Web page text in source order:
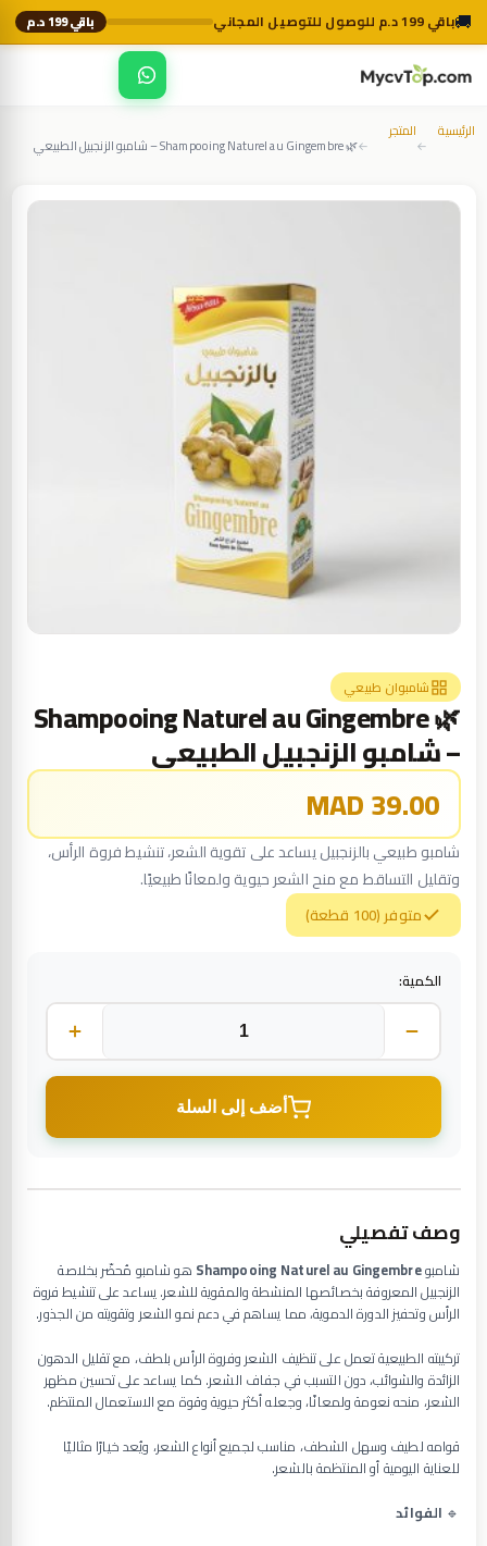
🚚باقي 199 د.م للوصول للتوصيل المجاني باقي 199 د.م
MycvTop
الرئيسية
←
المتجر
←🌿 Shampooing Naturel au Gingembre – شامبو الزنجبيل الطبيعي
شامبوان طبيعي
🌿 Shampooing Naturel au Gingembre
– شامبو الزنجبيل الطبيعي
39.00 MAD
شامبو طبيعي بالزنجبيل يساعد على تقوية الشعر، تنشيط فروة الرأس،
وتقليل التساقط مع منح الشعر حيوية ولمعانًا طبيعيًا.
متوفر (100 قطعة)
الكمية:
أضف إلى السلة
وصف تفصيلي
شامبوShampooing Naturel au Gingembre هو شامبو مُحضّر بخلاصة
الزنجبيل المعروفة بخصائصها المنشطة والمقوية للشعر. يساعد على تنشيط فروة
الرأس وتحفيز الدورة الدموية، مما يساهم في دعم نمو الشعر وتقويته من الجذور.
تركيبته الطبيعية تعمل على تنظيف الشعر وفروة الرأس بلطف، مع تقليل الدهون
الزائدة والشوائب، دون التسبب في جفاف الشعر. كما يساعد على تحسين مظهر
الشعر، منحه نعومة ولمعانًا، وجعله أكثر حيوية وقوة مع الاستعمال المنتظم.
قوامه لطيف وسهل الشطف، مناسب لجميع أنواع الشعر، ويُعد خيارًا مثاليًا
للعناية اليومية أو المنتظمة بالشعر.
🔹 الفوائد